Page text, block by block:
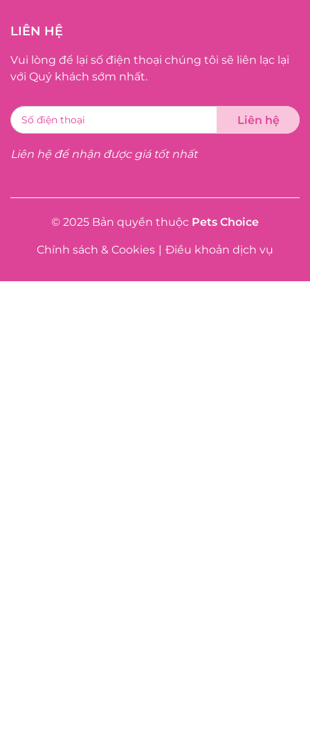
LIÊN HỆ
Vui lòng để lại số điện thoại chúng tôi sẽ liên lạc lại
với Quý khách sớm nhất.
Liên hệ để nhận được giá tốt nhất
© 2025 Bản quyền thuộc Pets Choice
Chính sách & Cookies | Điều khoản dịch vụ